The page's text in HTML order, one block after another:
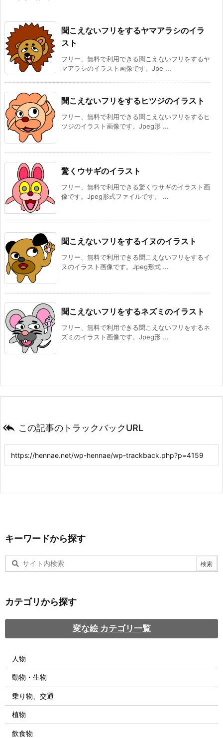
聞こえないフリをするヤマアラシのイラ
スト
フリー、無料で利用できる聞こえないフリをするヤ
マアラシのイラスト画像です。Jpe ...
聞こえないフリをするヒツジのイラスト
フリー、無料で利用できる聞こえないフリをするヒ
ツジのイラスト画像です。Jpeg形 ...
驚くウサギのイラスト
フリー、無料で利用できる驚くウサギのイラスト画
像です。Jpeg形式ファイルです。 ...
聞こえないフリをするイヌのイラスト
フリー、無料で利用できる聞こえないフリをするイ
ヌのイラスト画像です。Jpeg形式 ...
聞こえないフリをするネズミのイラスト
フリー、無料で利用できる聞こえないフリをするネ
ズミのイラスト画像です。Jpeg形 ...
 この記事のトラックバックURL
キーワードから探す
カテゴリから探す
変な絵 カテゴリ一覧
人物
動物・生物
乗り物、交通
植物
飲食物